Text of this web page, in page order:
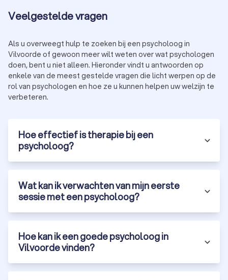
Veelgestelde vragen
Als u overweegt hulp te zoeken bij een psycholoog in
Vilvoorde of gewoon meer wilt weten over wat psychologen
doen, bent u niet alleen. Hieronder vindt u antwoorden op
enkele van de meest gestelde vragen die licht werpen op de
rol van psychologen en hoe ze u kunnen helpen uw welzijn te
verbeteren.
Hoe effectief is therapie bij een
psycholoog?
Wat kan ik verwachten van mijn eerste
sessie met een psycholoog?
Hoe kan ik een goede psycholoog in
Vilvoorde vinden?